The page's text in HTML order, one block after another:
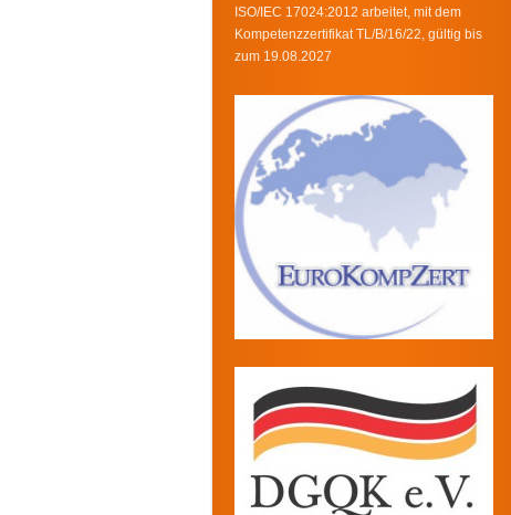
ISO/IEC 17024:2012 arbeitet, mit dem
Kompetenzzertifikat TL/B/16/22, gültig bis
zum 19.08.2027